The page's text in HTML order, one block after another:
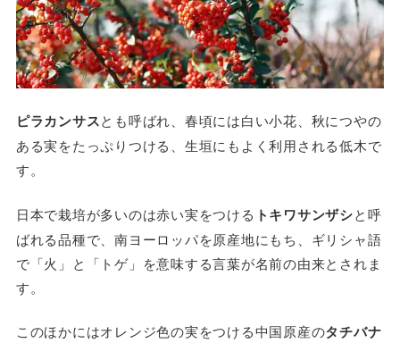
ピラカンサスとも呼ばれ、春頃には白い小花、秋につやの
ある実をたっぷりつける、生垣にもよく利用される低木で
す。
日本で栽培が多いのは赤い実をつける トキワサンザシと呼
ばれる品種で、南ヨーロッパを原産地にもち、ギリシャ語
で「火」と「トゲ」を意味する言葉が名前の由来とされま
す。
このほかにはオレンジ色の実をつける中国原産のタチバナ